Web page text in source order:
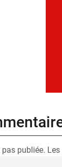
publiée.